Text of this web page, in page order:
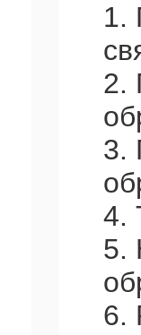
1.
2.
3.
4.
5.
6.